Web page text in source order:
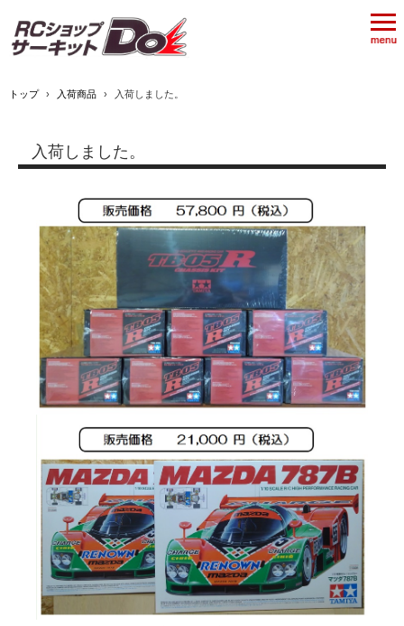
トップ › 入荷商品 › 入荷しました。
入荷しました。